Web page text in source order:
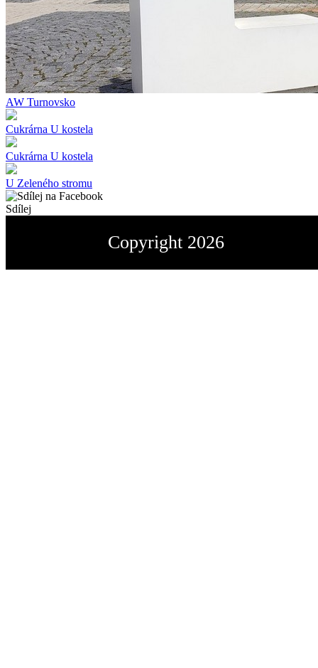
AW Turnovsko
Cukrárna U kostela
Cukrárna U kostela
U Zeleného stromu
Sdílej
Copyright 2026